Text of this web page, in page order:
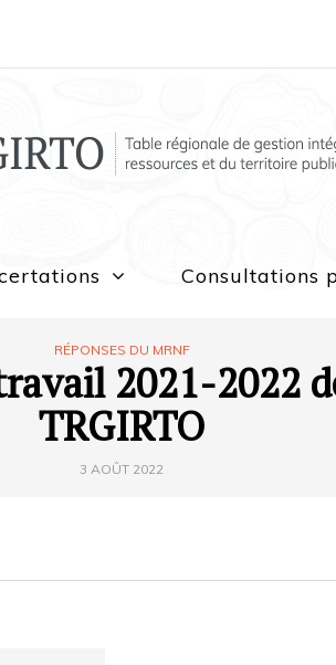
Consultations
RÉPONSES DU MRNF
2021-2022
TRGIRTO
3 AOÛT 2022